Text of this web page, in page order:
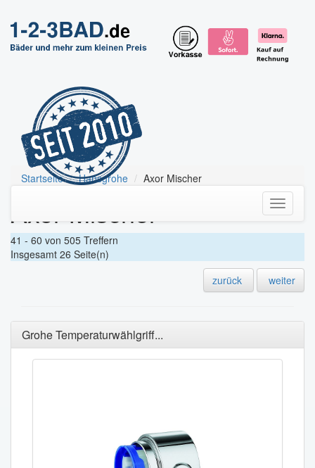
Toggle
Startseite Hansgrohe Axor Mischer
Axor Mischer
41 - 60 von 505 Treffern
Insgesamt 26 Seite(n)
zurück
weiter
Grohe Temperaturwählgriff...